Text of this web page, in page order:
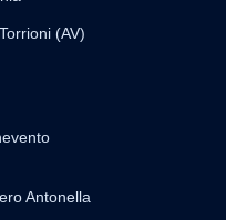
(AV)
Antonella